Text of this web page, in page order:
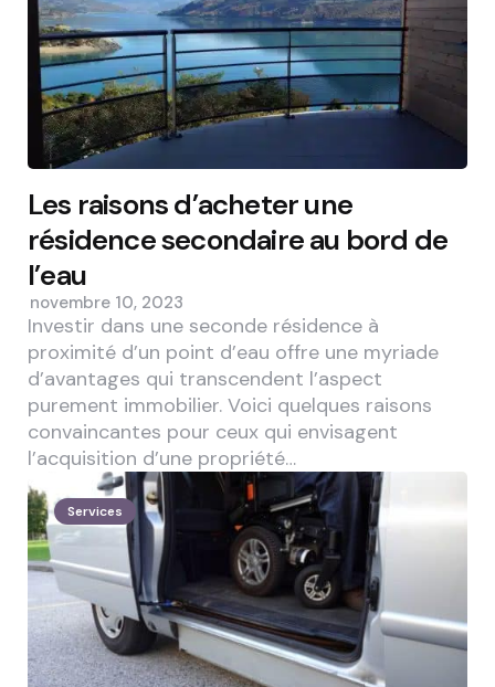
Les raisons d’acheter une
résidence secondaire au bord de
l’eau
novembre 10, 2023
Investir dans une seconde résidence à
proximité d’un point d’eau offre une myriade
d’avantages qui transcendent l’aspect
purement immobilier. Voici quelques raisons
convaincantes pour ceux qui envisagent
l’acquisition d’une propriété…
Services